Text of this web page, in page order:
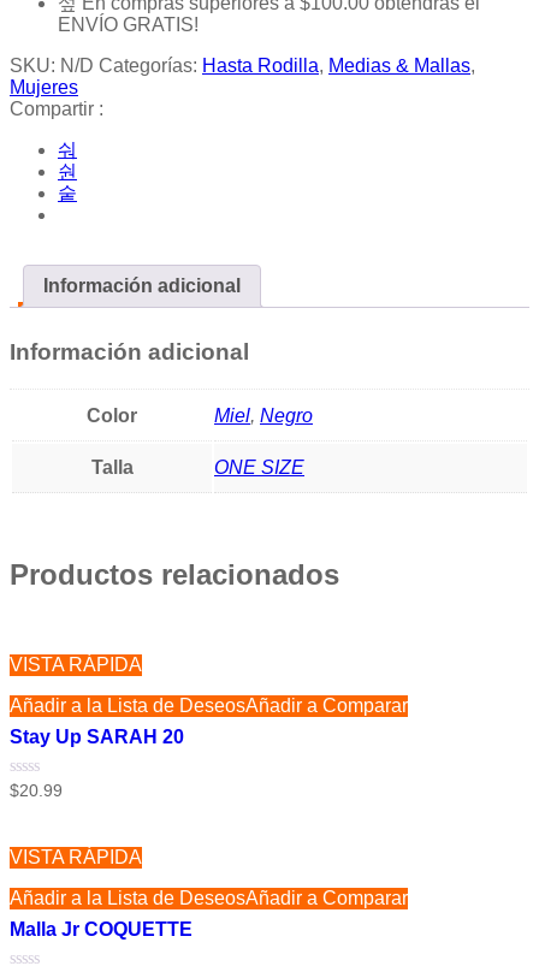
ENVÍO GRATIS!
SKU: N/D Categorías: Hasta Rodilla, Medias & Mallas,
Mujeres
Compartir :
Información adicional
Información adicional
Color Miel, Negro
Talla ONE SIZE
Productos relacionados
VISTA RÁPIDA
Añadir a la Lista de DeseosAñadir a Comparar
Stay Up SARAH 20
Valorado
5
$20.99
VISTA RÁPIDA
Añadir a la Lista de DeseosAñadir a Comparar
Malla Jr COQUETTE